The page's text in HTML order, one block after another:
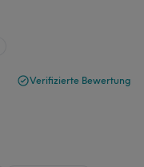
Verifizierte Bewertung